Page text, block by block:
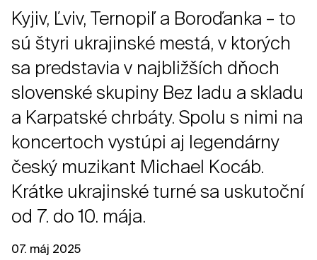
Kyjiv, Ľviv, Ternopiľ a Boroďanka – to
sú štyri ukrajinské mestá, v ktorých
sa predstavia v najbližších dňoch
slovenské skupiny Bez ladu a skladu
a Karpatské chrbáty. Spolu s nimi na
koncertoch vystúpi aj legendárny
český muzikant Michael Kocáb.
Krátke ukrajinské turné sa uskutoční
od 7. do 10. mája.
07. máj 2025